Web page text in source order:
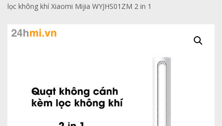
lọc không khí Xiaomi Mijia WYJHS01ZM 2 in 1